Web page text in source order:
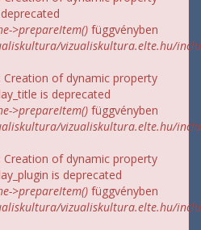
>prepareItem() függvényben
vizualiskultura.elte.hu/
: Creation of dynamic property
is deprecated
>prepareItem() függvényben
vizualiskultura.elte.hu/
: Creation of dynamic property
is deprecated
>prepareItem() függvényben
vizualiskultura.elte.hu/